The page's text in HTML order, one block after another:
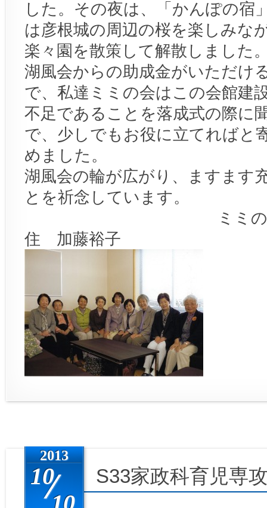
した。その夜は、「かんぽの宿
は彦根城の周辺の桜を楽しみな
楽々園を散策して解散しました
湖風会からの助成金がいただけ
で、私達ミミの会はこの会館建
不足であることを落成式の際に
で、少しでもお役に立てればと
めました。
湖風会の輪が広がり、ますます
とを祈念しています。
ミミの会一員
住 加藤裕子
2013
10
S33家政科育児専